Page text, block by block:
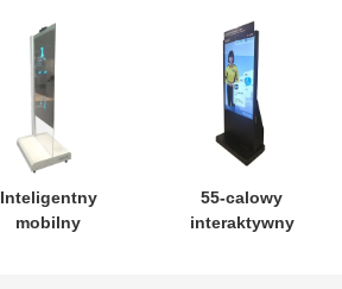
Inteligentny
mobilny
55-calowy
interaktywny